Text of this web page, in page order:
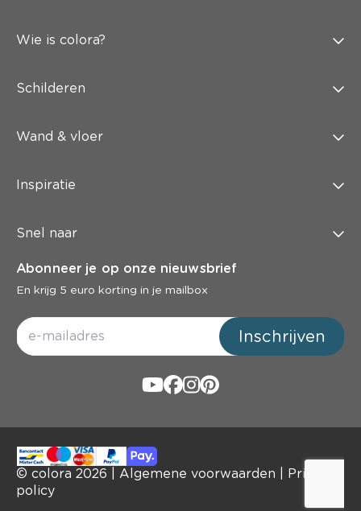
Wie is colora?
Schilderen
Wand & vloer
Inspiratie
Snel naar
Abonneer je op onze nieuwsbrief
En krijg 5 euro korting in je mailbox
Inschrijven
© colora 2026 Algemene voorwaarden
Privacy
policy